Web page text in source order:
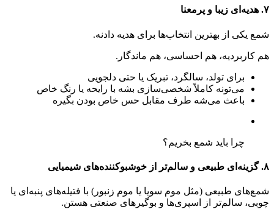
۷. هدیه‌ای زیبا و پرمعنا
شمع یکی از بهترین انتخاب‌ها برای هدیه‌ دادنه.
هم کاربردیه، هم احساسی، هم ماندگار.
برای تولد، سالگرد، تبریک یا حتی دلجویی
می‌تونه کاملاً شخصی‌سازی بشه با رایحه یا رنگ خاص
باعث می‌شه طرف مقابل حس خاص بودن بگیره
چرا باید شمع بخریم؟
۸. گزینه‌ای طبیعی و سالم‌تر از خوشبوکننده‌های شیمیایی
شمع‌های طبیعی (مثل موم سویا یا موم زنبور) با فتیله‌های پنبه‌ای یا
چوبی، سالم‌تر از اسپری‌ها و بوگیرهای صنعتی هستن.